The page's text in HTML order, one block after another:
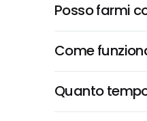
Posso farmi
Come
Quanto